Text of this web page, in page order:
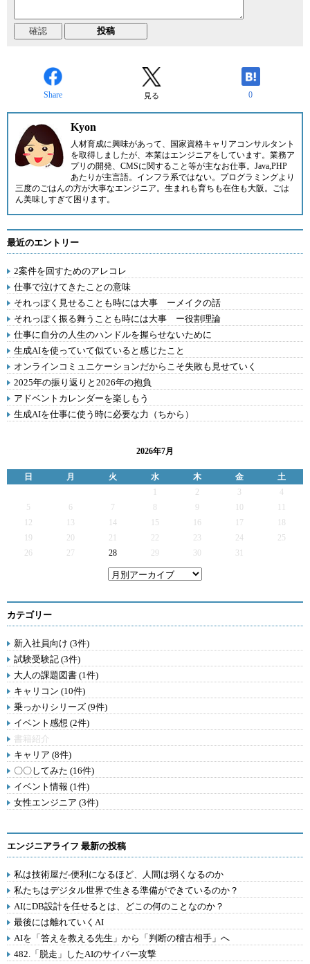
Share 見る 0
Kyon
人材育成に興味があって、国家資格キャリアコンサルタント
を取得しましたが、本業はエンジニアをしています。業務ア
プリの開発、CMSに関すること等が主なお仕事。Java,PHP
あたりが主言語。インフラ系ではない。プログラミングより
三度のごはんの方が大事なエンジニア。生まれも育ちも在住も大阪。ごは
ん美味しすぎて困ります。
最近のエントリー
2案件を回すためのアレコレ
仕事で泣けてきたことの意味
それっぽく見せることも時には大事 ーメイクの話
それっぽく振る舞うことも時には大事 ー役割理論
仕事に自分の人生のハンドルを握らせないために
生成AIを使っていて似ていると感じたこと
オンラインコミュニケーションだからこそ失敗も見せていく
2025年の振り返りと2026年の抱負
アドベントカレンダーを楽しもう
生成AIを仕事に使う時に必要な力（ちから）
2026年7月
日 月 火 水 木 金
土
2 3
4
5
6 7 9
12
13 14 15 16 17
19
20 21 22 23 24
25
26
27 28 29 30 31
カテゴリー
新入社員向け (3件)
試験受験記 (3件)
大人の課題図書 (1件)
キャリコン (10件)
乗っかりシリーズ (9件)
イベント感想 (2件)
書籍紹介
キャリア (8件)
〇〇してみた (16件)
イベント情報 (1件)
女性エンジニア (3件)
エンジニアライフ 最新の投稿
私は技術屋だ-便利になるほど、人間は弱くなるのか
私たちはデジタル世界で生きる準備ができているのか？
AIにDB設計を任せるとは、どこの何のことなのか？
最後には離れていくAI
AIを「答えを教える先生」から「判断の稽古相手」へ
482.「脱走」したAIのサイバー攻撃